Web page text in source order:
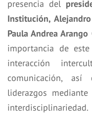
presencia del
Institución,
Paula Andrea Arango
importancia de
interacción
comunicación,
liderazgos
interdisciplinariedad.